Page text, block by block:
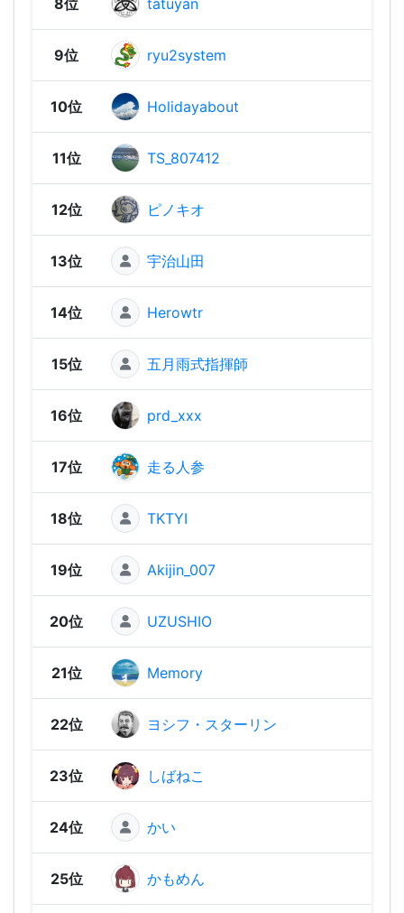
9位 ryu2system
10位 Holidayabout
11位 TS_807412
12位 ピノキオ
13位 宇治山田
14位 Herowtr
15位 五月雨式指揮師
16位 prd_xxx
17位 走る人参
18位 TKTYI
19位 Akijin_007
20位 UZUSHIO
21位 Memory
22位 ヨシフ・スターリン
23位 しばねこ
24位 かい
25位 かもめん